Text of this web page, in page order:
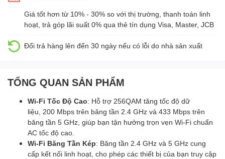
Giá tốt hơn từ 10% - 30% so với thị trường, thanh toán linh
hoạt, trả góp lãi suất 0% qua thẻ tín dụng Visa, Master, JCB
Đổi trả hàng lên đến 30 ngày nếu có lỗi do nhà sản xuất
TỔNG QUAN SẢN PHẨM
Wi-Fi Tốc Độ Cao: Hỗ trợ 256QAM tăng tốc độ dữ
liệu, 200 Mbps trên băng tần 2.4 GHz và 433 Mbps trên
băng tần 5 GHz, giúp bạn tận hưởng trọn vẹn Wi-Fi chuẩn
AC tốc độ cao.
Wi-Fi Băng Tần Kép: Băng tần 2.4 GHz và 5 GHz cung
cấp kết nối linh hoạt, cho phép các thiết bị của bạn truy cập